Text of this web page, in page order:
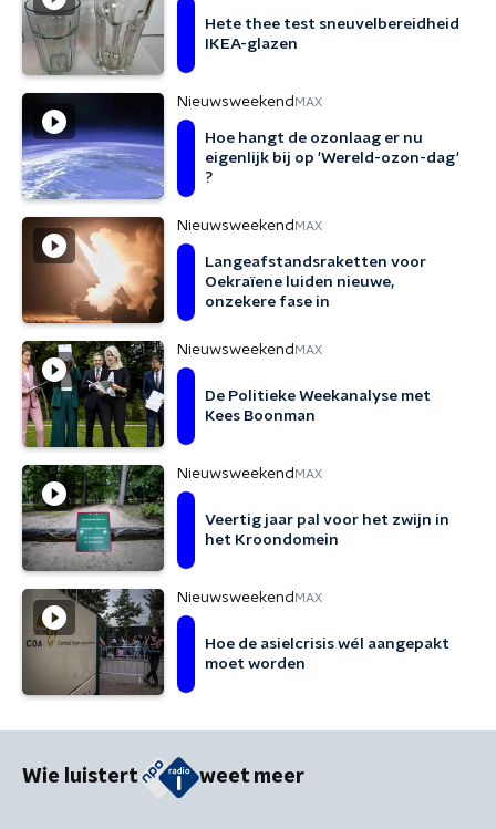
Hete thee test sneuvelbereidheid
IKEA-glazen
Nieuwsweekend MAX
Hoe hangt de ozonlaag er nu
eigenlijk bij op 'Wereld-ozon-dag'
?
Nieuwsweekend MAX
Langeafstandsraketten voor
Oekraïene luiden nieuwe,
onzekere fase in
Nieuwsweekend MAX
De Politieke Weekanalyse met
Kees Boonman
Nieuwsweekend MAX
Veertig jaar pal voor het zwijn in
het Kroondomein
Nieuwsweekend MAX
Hoe de asielcrisis wél aangepakt
moet worden
Wie luistert weet meer